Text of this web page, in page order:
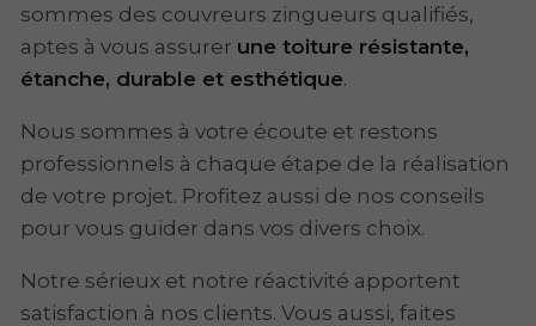
sommes des couvreurs zingueurs qualifiés,
aptes à vous assurer une toiture résistante,
étanche, durable et esthétique.
Nous sommes à votre écoute et restons
professionnels à chaque étape de la réalisation
de votre projet. Profitez aussi de nos conseils
pour vous guider dans vos divers choix.
Notre sérieux et notre réactivité apportent
satisfaction à nos clients. Vous aussi, faites